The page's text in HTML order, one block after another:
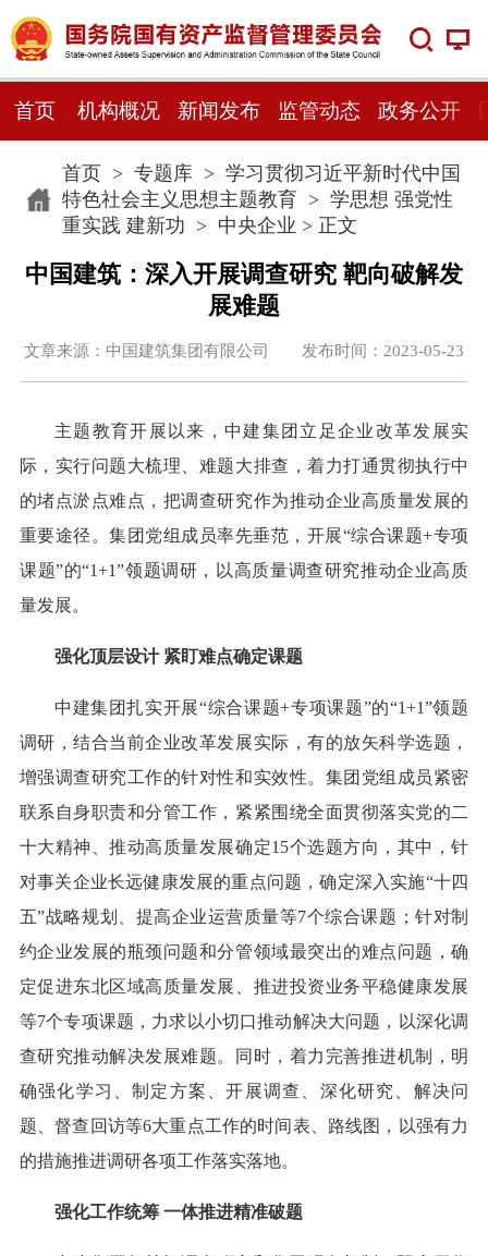
首页 机构概况 新闻发布 监管动态 政务公开
首页> 专题库> 学习贯彻习近平新时代中国
特色社会主义思想主题教育> 学思想 强党性
重实践 建新功 > 中央企业 > 正文
中国建筑：深入开展调查研究 靶向破解发
展难题
文章来源：中国建筑集团有限公司 发布时间：2023-05-23
主题教育开展以来，中建集团立足企业改革发展实
际，实行问题大梳理、难题大排查，着力打通贯彻执行中
的堵点淤点难点，把调查研究作为推动企业高质量发展的
重要途径。集团党组成员率先垂范，开展“综合课题+专项
课题”的“1+1”领题调研，以高质量调查研究推动企业高质
量发展。
强化顶层设计 紧盯难点确定课题
中建集团扎实开展“综合课题+专项课题”的“1+1”领题
调研，结合当前企业改革发展实际，有的放矢科学选题，
增强调查研究工作的针对性和实效性。集团党组成员紧密
联系自身职责和分管工作，紧紧围绕全面贯彻落实党的二
十大精神、推动高质量发展确定15个选题方向，其中，针
对事关企业长远健康发展的重点问题，确定深入实施“十四
五”战略规划、提高企业运营质量等7个综合课题；针对制
约企业发展的瓶颈问题和分管领域最突出的难点问题，确
定促进东北区域高质量发展、推进投资业务平稳健康发展
等7个专项课题，力求以小切口推动解决大问题，以深化调
查研究推动解决发展难题。同时，着力完善推进机制，明
确强化学习、制定方案、开展调查、深化研究、解决问
题、督查回访等6大重点工作的时间表、路线图，以强有力
的措施推进调研各项工作落实落地。
强化工作统筹 一体推进精准破题